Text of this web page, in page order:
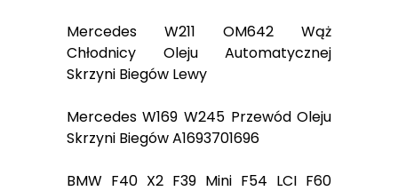
Mercedes W211 OM642 Wąż
Chłodnicy Oleju Automatycznej
Skrzyni Biegów Lewy
Mercedes W169 W245 Przewód Oleju
Skrzyni Biegów A1693701696
BMW F40 X2 F39 Mini F54 LCI F60